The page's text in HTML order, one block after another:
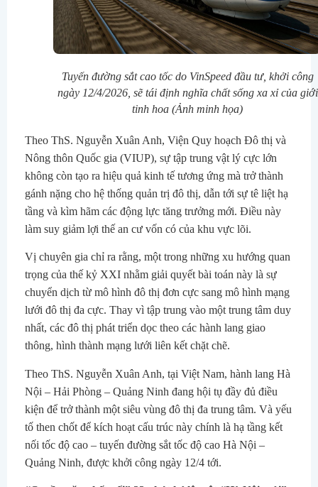
Tuyến đường sắt cao tốc do VinSpeed đầu tư, khởi công
ngày 12/4/2026, sẽ tái định nghĩa chất sống xa xỉ của giới
tinh hoa (Ảnh minh họa)
Theo ThS. Nguyễn Xuân Anh, Viện Quy hoạch Đô thị và
Nông thôn Quốc gia (VIUP), sự tập trung vật lý cực lớn
không còn tạo ra hiệu quả kinh tế tương ứng mà trở thành
gánh nặng cho hệ thống quản trị đô thị, dẫn tới sự tê liệt hạ
tầng và kìm hãm các động lực tăng trưởng mới. Điều này
làm suy giảm lợi thế an cư vốn có của khu vực lõi.
Vị chuyên gia chỉ ra rằng, một trong những xu hướng quan
trọng của thế kỷ XXI nhằm giải quyết bài toán này là sự
chuyển dịch từ mô hình đô thị đơn cực sang mô hình mạng
lưới đô thị đa cực. Thay vì tập trung vào một trung tâm duy
nhất, các đô thị phát triển dọc theo các hành lang giao
thông, hình thành mạng lưới liên kết chặt chẽ.
Theo ThS. Nguyễn Xuân Anh, tại Việt Nam, hành lang Hà
Nội – Hải Phòng – Quảng Ninh đang hội tụ đầy đủ điều
kiện để trở thành một siêu vùng đô thị đa trung tâm. Và yếu
tố then chốt để kích hoạt cấu trúc này chính là hạ tầng kết
nối tốc độ cao – tuyến đường sắt tốc độ cao Hà Nội –
Quảng Ninh, được khởi công ngày 12/4 tới.